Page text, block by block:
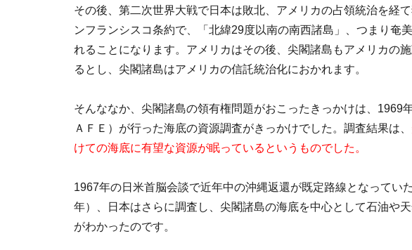
その後、第二次世界大戦で日本は敗北、アメリカの占領統治を経
ンフランシスコ条約で、「北緯29度以南の南西諸島」、つまり奄
れることになります。アメリカはその後、尖閣諸島もアメリカの
るとし、尖閣諸島はアメリカの信託統治化におかれます。
そんななか、尖閣諸島の領有権問題がおこったきっかけは、1969
ＡＦＥ）が行った海底の資源調査がきっかけでした。調査結果は、
けての海底に有望な資源が眠っているというものでした。
1967年の日米首脳会談で近年中の沖縄返還が既定路線となってい
年）、日本はさらに調査し、尖閣諸島の海底を中心として石油や
がわかったのです。